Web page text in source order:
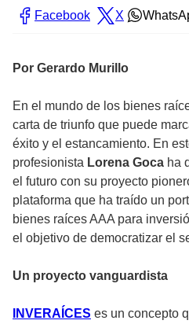
Facebook X
Por Gerardo Murillo
En el mundo de los bienes
carta de triunfo que puede
éxito y el estancamiento. En
profesionista Lorena Goca ha
el futuro con su proyecto
plataforma que ha traído un
bienes raíces AAA para
el objetivo de democratizar el
Un proyecto vanguardista
INVERAÍCES es un concepto